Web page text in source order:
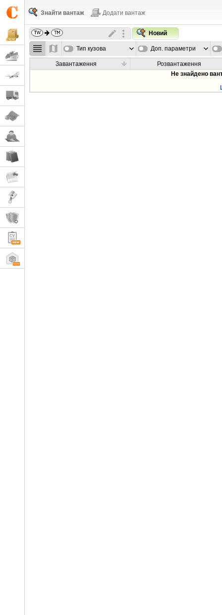
Знайти вантаж Додати вантаж
Новий
Тип кузова Доп. параметри
Завантаження
Розвантаження
Не знайдено